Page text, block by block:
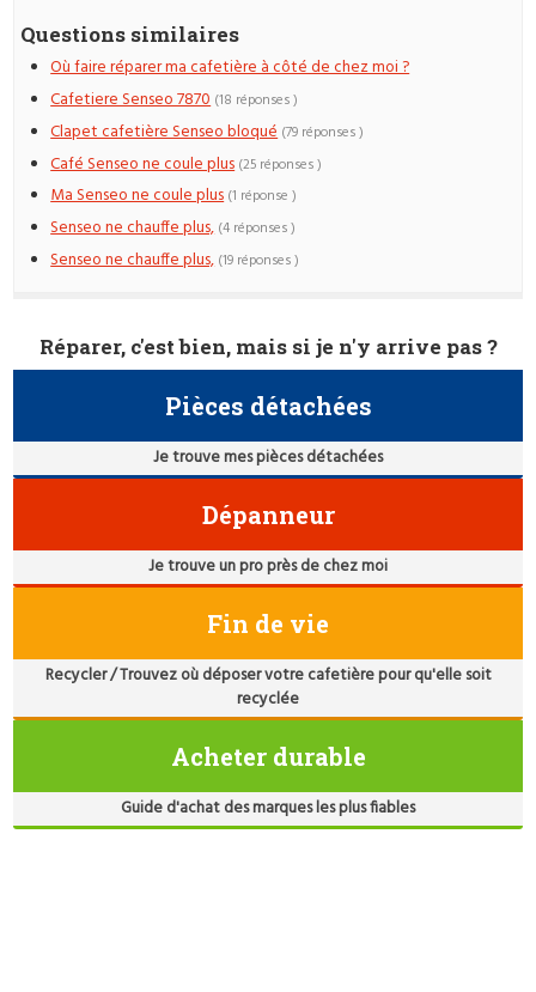
Questions similaires
Où faire réparer ma cafetière à côté de chez moi ?
Cafetiere Senseo 7870 (18 réponses )
Clapet cafetière Senseo bloqué (79 réponses )
Café Senseo ne coule plus (25 réponses )
Ma Senseo ne coule plus (1 réponse )
Senseo ne chauffe plus, (4 réponses )
Senseo ne chauffe plus, (19 réponses )
Réparer, c'est bien, mais si je n'y arrive pas ?
Pièces détachées
Je trouve mes pièces détachées
Dépanneur
Je trouve un pro près de chez moi
Fin de vie
Recycler / Trouvez où déposer votre cafetière pour qu'elle soit
recyclée
Acheter durable
Guide d'achat des marques les plus fiables